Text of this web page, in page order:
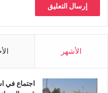
الأشهر
اجتماع في